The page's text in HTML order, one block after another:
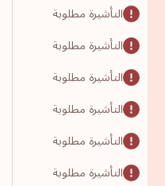
التأشيرة مطلوبة
التأشيرة مطلوبة
التأشيرة مطلوبة
التأشيرة مطلوبة
التأشيرة مطلوبة
التأشيرة مطلوبة